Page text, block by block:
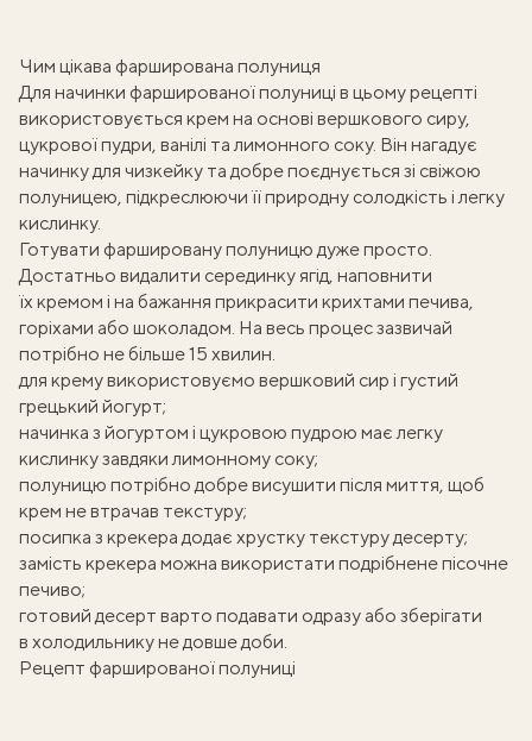
Чим цікава фарширована полуниця
Для начинки фаршированої полуниці в цьому рецепті
використовується крем на основі вершкового сиру,
цукрової пудри, ванілі та лимонного соку. Він нагадує
начинку для чизкейку та добре поєднується зі свіжою
полуницею, підкреслюючи її природну солодкість і легку
кислинку.
Готувати фаршировану полуницю дуже просто.
Достатньо видалити серединку ягід, наповнити
їх кремом і на бажання прикрасити крихтами печива,
горіхами або шоколадом. На весь процес зазвичай
потрібно не більше 15 хвилин.
для крему використовуємо вершковий сир і густий
грецький йогурт;
начинка з йогуртом і цукровою пудрою має легку
кислинку завдяки лимонному соку;
полуницю потрібно добре висушити після миття, щоб
крем не втрачав текстуру;
посипка з крекера додає хрустку текстуру десерту;
замість крекера можна використати подрібнене пісочне
печиво;
готовий десерт варто подавати одразу або зберігати
в холодильнику не довше доби.
Рецепт фаршированої полуниці